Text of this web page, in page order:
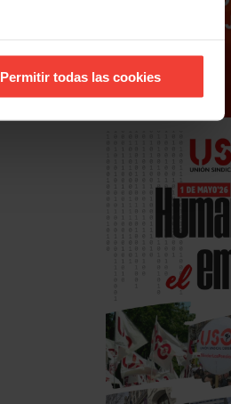
Permitir todas las cookies